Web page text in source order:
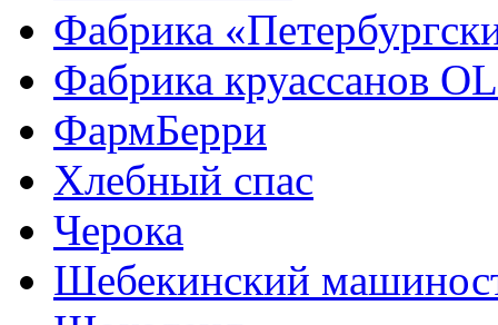
Фабрика
Фабрика круассанов
ФармБерри
Хлебный спас
Черока
Шебекинский